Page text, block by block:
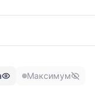
Максимум